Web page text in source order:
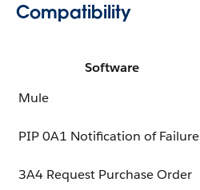
Compatibility
Software
Mule
PIP 0A1 Notification of Failure
3A4 Request Purchase Order